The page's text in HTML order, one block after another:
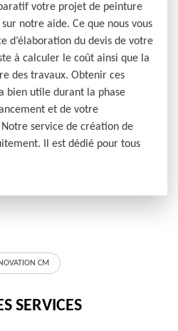
votre projet de peinture
notre aide. Ce que nous vous
d’élaboration du devis de votre
à calculer le coût ainsi que la
des travaux. Obtenir ces
bien utile durant la phase
et de votre
service de création de
Il est dédié pour tous
CM
SERVICES